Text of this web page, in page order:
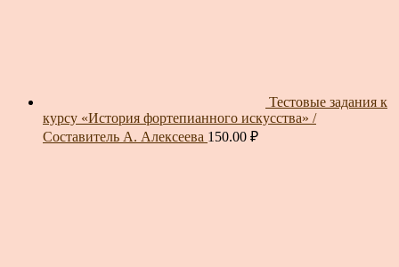
Тестовые задания к
курсу «История фортепианного искусства» /
Составитель А. Алексеева 150.00 ₽